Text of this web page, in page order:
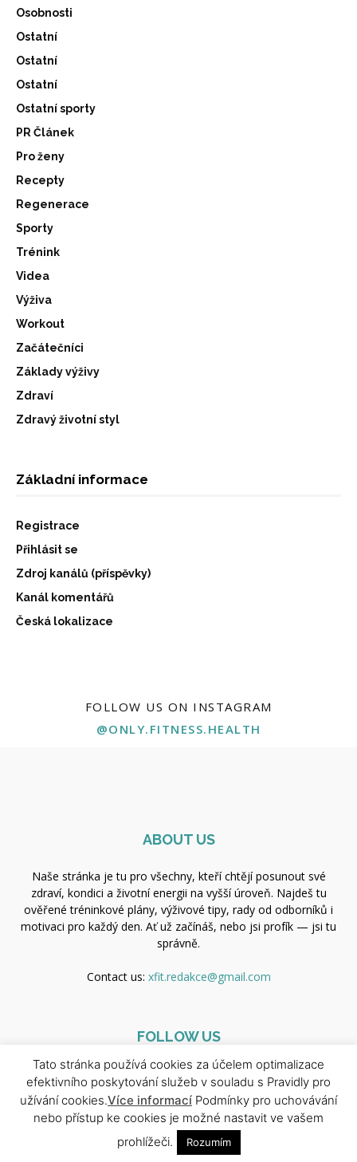
Osobnosti
Ostatní
Ostatní
Ostatní
Ostatní sporty
PR Článek
Pro ženy
Recepty
Regenerace
Sporty
Trénink
Videa
Výživa
Workout
Začátečníci
Základy výživy
Zdraví
Zdravý životní styl
Základní informace
Registrace
Přihlásit se
Zdroj kanálů (příspěvky)
Kanál komentářů
Česká lokalizace
FOLLOW US ON INSTAGRAM
@ONLY.FITNESS.HEALTH
ABOUT US
Naše stránka je tu pro všechny, kteří chtějí posunout své
zdraví, kondici a životní energii na vyšší úroveň. Najdeš tu
ověřené tréninkové plány, výživové tipy, rady od odborníků i
motivaci pro každý den. Ať už začínáš, nebo jsi profík — jsi tu
správně.
Contact us: xfit.redakce@gmail.com
FOLLOW US
© Copyright 2025 - Newspaper WordPress Theme by TagDiv
Tato stránka používá cookies za účelem optimalizace
efektivního poskytování služeb v souladu s Pravidly pro
užívání cookies.Více informací Podmínky pro uchovávání
nebo přístup ke cookies je možné nastavit ve vašem
prohlížeči.
Rozumím